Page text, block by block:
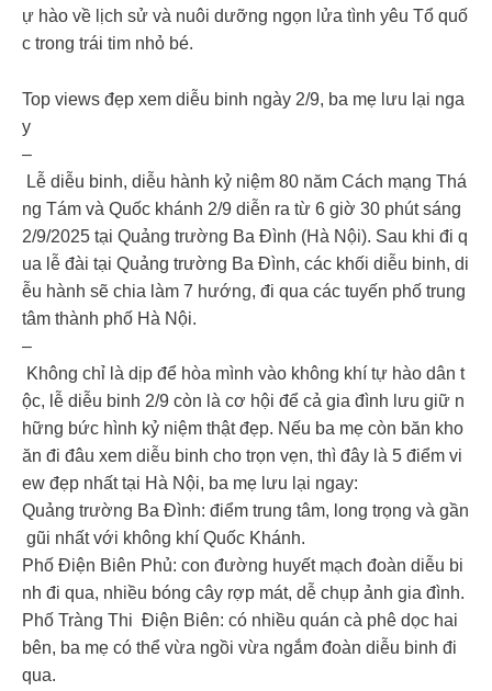
ự hào về lịch sử và nuôi dưỡng ngọn lửa tình yêu Tổ quố
c trong trái tim nhỏ bé.
Top views đẹp xem diễu binh ngày 2/9, ba mẹ lưu lại nga
y
–
Lễ diễu binh, diễu hành kỷ niệm 80 năm Cách mạng Thá
ng Tám và Quốc khánh 2/9 diễn ra từ 6 giờ 30 phút sáng
2/9/2025 tại Quảng trường Ba Đình (Hà Nội). Sau khi đi q
ua lễ đài tại Quảng trường Ba Đình, các khối diễu binh, di
ễu hành sẽ chia làm 7 hướng, đi qua các tuyến phố trung
tâm thành phố Hà Nội.
–
Không chỉ là dịp để hòa mình vào không khí tự hào dân t
ộc, lễ diễu binh 2/9 còn là cơ hội để cả gia đình lưu giữ n
hững bức hình kỷ niệm thật đẹp. Nếu ba mẹ còn băn kho
ăn đi đâu xem diễu binh cho trọn vẹn, thì đây là 5 điểm vi
ew đẹp nhất tại Hà Nội, ba mẹ lưu lại ngay:
Quảng trường Ba Đình: điểm trung tâm, long trọng và gần
gũi nhất với không khí Quốc Khánh.
Phố Điện Biên Phủ: con đường huyết mạch đoàn diễu bi
nh đi qua, nhiều bóng cây rợp mát, dễ chụp ảnh gia đình.
Phố Tràng Thi Điện Biên: có nhiều quán cà phê dọc hai
bên, ba mẹ có thể vừa ngồi vừa ngắm đoàn diễu binh đi
qua.